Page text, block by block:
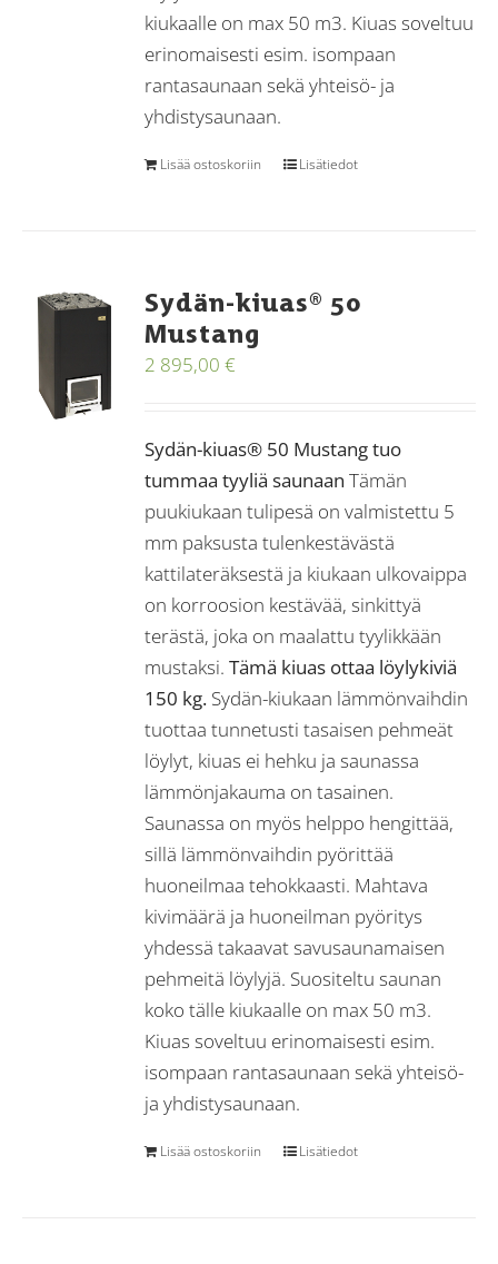
kiukaalle on max 50 m3. Kiuas soveltuu
erinomaisesti esim. isompaan
rantasaunaan sekä yhteisö- ja
yhdistysaunaan.
Lisää ostoskoriin Lisätiedot
Sydän-kiuas® 50
Mustang
2 895,00€
Sydän-kiuas® 50 Mustang tuo
tummaa tyyliä saunaan Tämän
puukiukaan tulipesä on valmistettu 5
mm paksusta tulenkestävästä
kattilateräksestä ja kiukaan ulkovaippa
on korroosion kestävää, sinkittyä
terästä, joka on maalattu tyylikkään
mustaksi.Tämä kiuas ottaa löylykiviä
150 kg. Sydän-kiukaan lämmönvaihdin
tuottaa tunnetusti tasaisen pehmeät
löylyt, kiuas ei hehku ja saunassa
lämmönjakauma on tasainen.
Saunassa on myös helppo hengittää,
sillä lämmönvaihdin pyörittää
huoneilmaa tehokkaasti. Mahtava
kivimäärä ja huoneilman pyöritys
yhdessä takaavat savusaunamaisen
pehmeitä löylyjä. Suositeltu saunan
koko tälle kiukaalle on max 50 m3.
Kiuas soveltuu erinomaisesti esim.
isompaan rantasaunaan sekä yhteisö-
ja yhdistysaunaan.
Lisää ostoskoriin Lisätiedot